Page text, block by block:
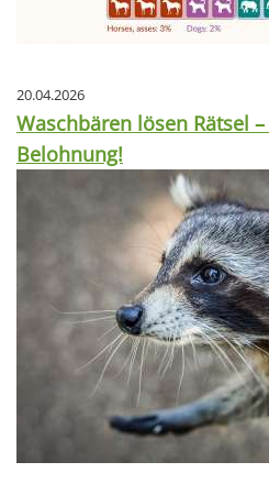
20.04.2026
Waschbären lösen Rätsel
Belohnung!